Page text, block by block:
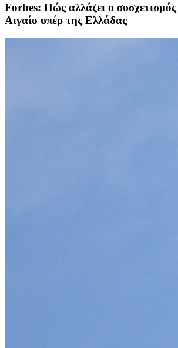
Forbes: Πώς αλλάζει ο
Αιγαίο υπέρ της Ελλάδας